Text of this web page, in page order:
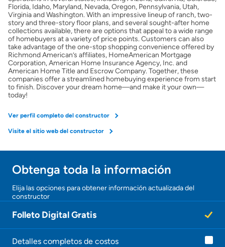
Florida, Idaho, Maryland, Nevada, Oregon, Pennsylvania, Utah,
Virginia and Washington. With an impressive lineup of ranch, two-
story and three-story floor plans, and several sought-after home
collections available, there are options that appeal to a wide range
of homebuyers at a variety of price points. Customers can also
take advantage of the one-stop shopping convenience offered by
Richmond American’s affiliates, HomeAmerican Mortgage
Corporation, American Home Insurance Agency, Inc. and
American Home Title and Escrow Company. Together, these
companies offer a streamlined homebuying experience from start
to finish. Discover your dream home—and make it your own—
today!
Ver perfil completo del constructor
Visite el sitio web del constructor
¡Gracias!
¡
n
e
Obtenga toda la información
Elija las opciones para obtener información actualizada del
constructor
Folleto Digital Gratis
Detalles completos de costos